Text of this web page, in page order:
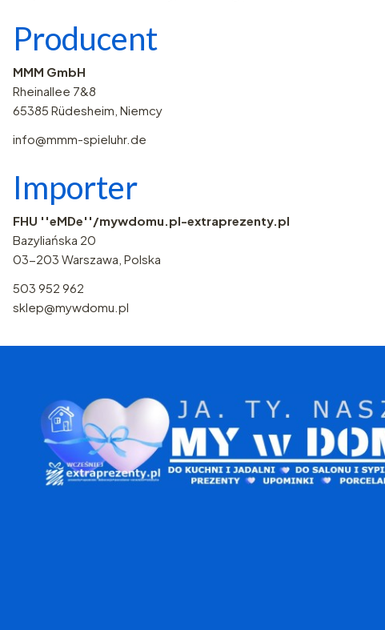
Producent
MMM GmbH
Rheinallee 7&8
65385 Rüdesheim, Niemcy
info@mmm-spieluhr.de
Importer
FHU ''eMDe''/mywdomu.pl-extraprezenty.pl
Bazyliańska 20
03-203 Warszawa, Polska
503 952 962
sklep@mywdomu.pl